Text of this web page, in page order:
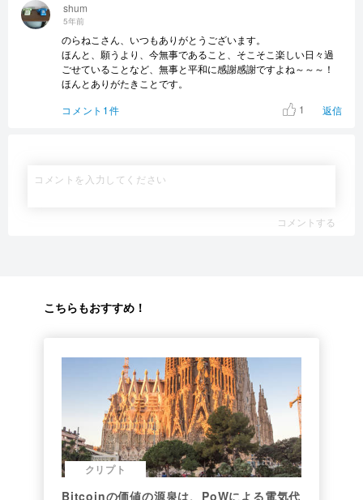
shum
5年前
のらねこさん、いつもありがとうございます。
ほんと、願うより、今無事であること、そこそこ楽しい日々過
ごせていることなど、無事と平和に感謝感謝ですよね～～～！
ほんとありがたきことです。
コメント1件
1 返信
コメントする
こちらもおすすめ！
クリプト
Bitcoinの価値の源泉は、PoWによる電気代